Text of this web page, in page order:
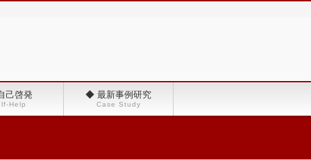
己啓発
Help
◆ 最新事例研究
Case Study